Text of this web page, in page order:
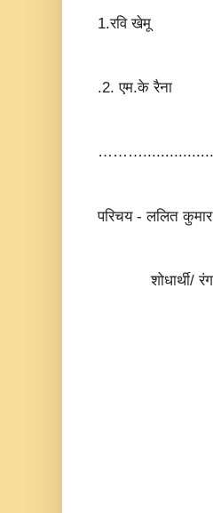
1.रवि खेमू
.2. एम.के रैना
परिचय - ललित
शोधार्थी/ रंगकर्मी